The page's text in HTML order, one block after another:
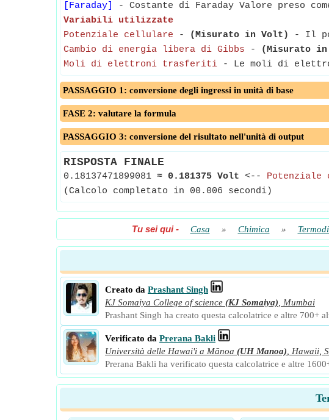
[Faraday]
- Costante di Faraday Valore preso
Variabili utilizzate
Potenziale cellulare - (Misurato in Volt)
- Il
Cambio di energia libera di Gibbs - (Misurato
Moli di elettroni trasferiti - Le moli di
PASSAGGIO 1: conversione degli ingressi in unità di base
FASE 2: valutare la formula
PASSAGGIO 3: conversione del risultato nell'unità di output
RISPOSTA FINALE
0.18137471899081 ≈ 0.181375 Volt <-- Potenziale
(Calcolo completato in 00.006 secondi)
Tu sei qui- Casa » Chimica »
Creato da Prashant Singh
KJ Somaiya College of science (KJ Somaiya)
Mumbai
Prashant Singh ha creato questa calcolatrice e altre 700+
Verificato da Prerana Bakli
Università delle Hawai'i a Mānoa (UH Manoa)
Hawaii,
Prerana Bakli ha verificato questa calcolatrice e altre